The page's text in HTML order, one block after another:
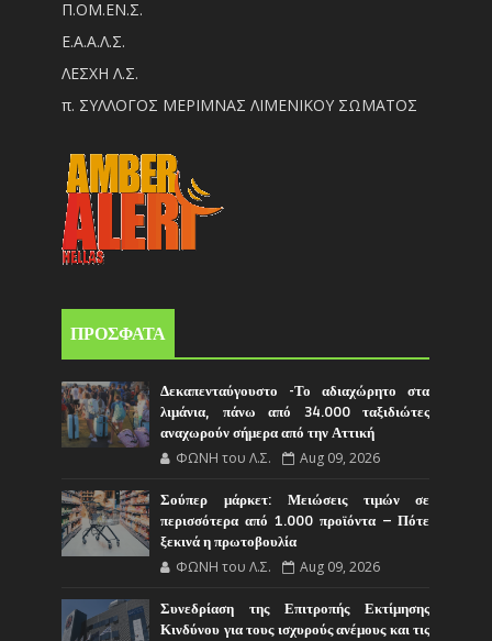
Π.ΟM.EN.Σ.
Ε.Α.Α.Λ.Σ.
ΛΕΣΧΗ Λ.Σ.
π. ΣΥΛΛΟΓΟΣ ΜΕΡΙΜΝΑΣ ΛΙΜΕΝΙΚΟΥ ΣΩΜΑΤΟΣ
ΠΡΟΣΦΑΤΑ
Δεκαπενταύγουστο -Το αδιαχώρητο στα
λιμάνια, πάνω από 34.000 ταξιδιώτες
αναχωρούν σήμερα από την Αττική
ΦΩΝΗ του Λ.Σ. Aug 09, 2026
Σούπερ μάρκετ: Μειώσεις τιμών σε
περισσότερα από 1.000 προϊόντα – Πότε
ξεκινά η πρωτοβουλία
ΦΩΝΗ του Λ.Σ. Aug 09, 2026
Συνεδρίαση της Επιτροπής Εκτίμησης
Κινδύνου για τους ισχυρούς ανέμους και τις